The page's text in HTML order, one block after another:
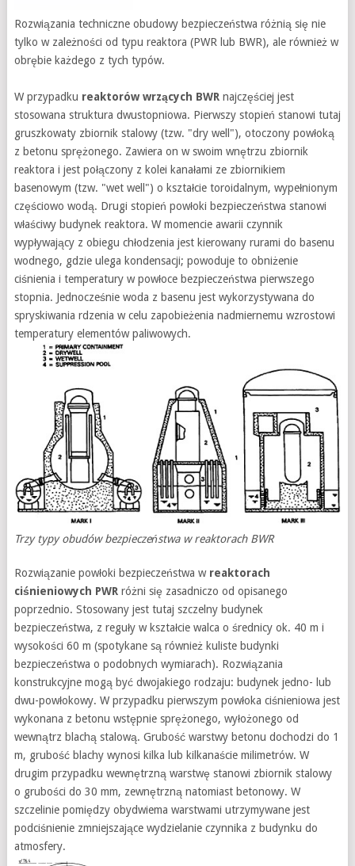
Rozwiązania techniczne obudowy bezpieczeństwa różnią się nie
tylko w zależności od typu reaktora (PWR lub BWR), ale również w
obrębie każdego z tych typów.
W przypadku reaktorów wrzących BWRnajczęściej jest
stosowana struktura dwustopniowa. Pierwszy stopień stanowi tutaj
gruszkowaty zbiornik stalowy (tzw. "dry well"), otoczony powłoką
z betonu sprężonego. Zawiera on w swoim wnętrzu zbiornik
reaktora i jest połączony z kolei kanałami ze zbiornikiem
basenowym (tzw. "wet well") o kształcie toroidalnym, wypełnionym
częściowo wodą. Drugi stopień powłoki bezpieczeństwa stanowi
właściwy budynek reaktora. W momencie awarii czynnik
wypływający z obiegu chłodzenia jest kierowany rurami do basenu
wodnego, gdzie ulega kondensacji; powoduje to obniżenie
ciśnienia i temperatury w powłoce bezpieczeństwa pierwszego
stopnia. Jednocześnie woda z basenu jest wykorzystywana do
spryskiwania rdzenia w celu zapobieżenia nadmiernemu wzrostowi
temperatury elementów paliwowych.
Trzy typy obudów bezpieczeństwa w reaktorach BWR
Rozwiązanie powłoki bezpieczeństwa w reaktorach
ciśnieniowych PWRróżni się zasadniczo od opisanego
poprzednio. Stosowany jest tutaj szczelny budynek
bezpieczeństwa, z reguły w kształcie walca o średnicy ok. 40 m i
wysokości 60 m (spotykane są również kuliste budynki
bezpieczeństwa o podobnych wymiarach). Rozwiązania
konstrukcyjne mogą być dwojakiego rodzaju: budynek jedno- lub
dwu-powłokowy. W przypadku pierwszym powłoka ciśnieniowa jest
wykonana z betonu wstępnie sprężonego, wyłożonego od
wewnątrz blachą stalową. Grubość warstwy betonu dochodzi do 1
m, grubość blachy wynosi kilka lub kilkanaście milimetrów. W
drugim przypadku wewnętrzną warstwę stanowi zbiornik stalowy
o grubości do 30 mm, zewnętrzną natomiast betonowy. W
szczelinie pomiędzy obydwiema warstwami utrzymywane jest
podciśnienie zmniejszające wydzielanie czynnika z budynku do
atmosfery.